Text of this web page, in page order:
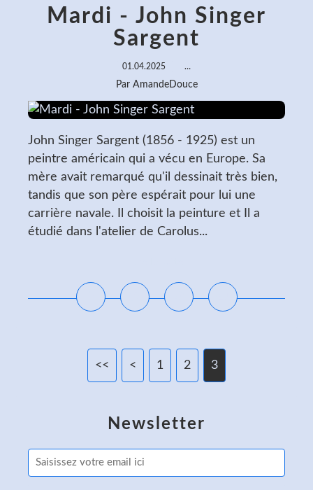
Mardi - John Singer
Sargent
01.04.2025 …
Par AmandeDouce
John Singer Sargent (1856 - 1925) est un
peintre américain qui a vécu en Europe. Sa
mère avait remarqué qu'il dessinait très bien,
tandis que son père espérait pour lui une
carrière navale. Il choisit la peinture et Il a
étudié dans l'atelier de Carolus...
<< < 1 2 3
Newsletter